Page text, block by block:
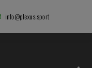
info@plexus.sport